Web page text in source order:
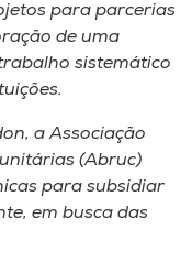
para parcerias
de uma
sistemático
a Associação
(Abruc)
para subsidiar
em busca das